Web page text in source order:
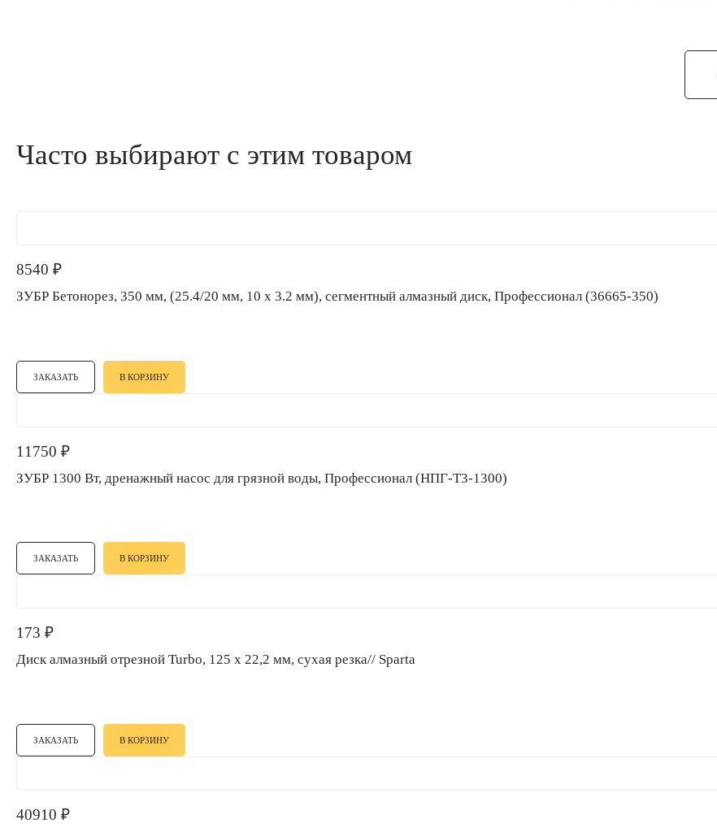
Часто выбирают с этим товаром
8540 ₽
ЗУБР Бетонорез, 350 мм, (25.4/20 мм, 10 х 3.2 мм), сегментный алмазный диск, Профессионал (36665-350)
ЗАКАЗАТЬ В КОРЗИНУ
11750 ₽
ЗУБР 1300 Вт, дренажный насос для грязной воды, Профессионал (НПГ-Т3-1300)
ЗАКАЗАТЬ В КОРЗИНУ
173 ₽
Диск алмазный отрезной Turbo, 125 х 22,2 мм, сухая резка// Sparta
ЗАКАЗАТЬ В КОРЗИНУ
40910 ₽